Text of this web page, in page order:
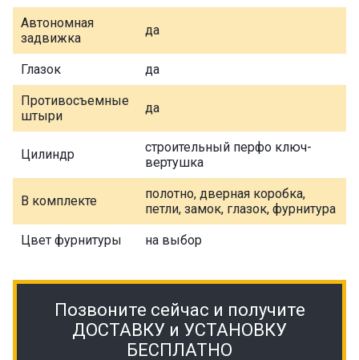
Автономная
задвижка
да
Глазок да
Противосъемные
штыри
да
Цилиндр
строительный перфо ключ-
вертушка
В комплекте
полотно, дверная коробка,
петли, замок, глазок, фурнитура
Цвет фурнитуры на выбор
Позвоните сейчас и получите
ДОСТАВКУ и УСТАНОВКУ
БЕСПЛАТНО